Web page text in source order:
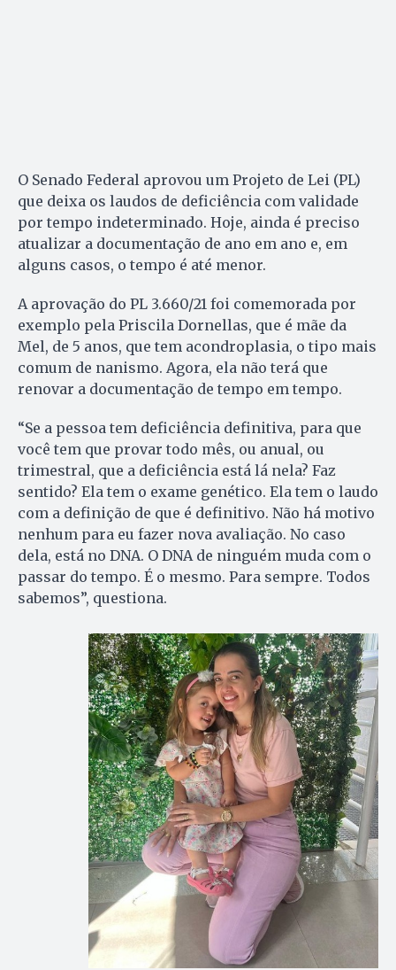
O Senado Federal aprovou um Projeto de Lei (PL)
que deixa os laudos de deficiência com validade
por tempo indeterminado. Hoje, ainda é preciso
atualizar a documentação de ano em ano e, em
alguns casos, o tempo é até menor.
A aprovação do PL 3.660/21 foi comemorada por
exemplo pela Priscila Dornellas, que é mãe da
Mel, de 5 anos, que tem acondroplasia, o tipo mais
comum de nanismo. Agora, ela não terá que
renovar a documentação de tempo em tempo.
“Se a pessoa tem deficiência definitiva, para que
você tem que provar todo mês, ou anual, ou
trimestral, que a deficiência está lá nela? Faz
sentido? Ela tem o exame genético. Ela tem o laudo
com a definição de que é definitivo. Não há motivo
nenhum para eu fazer nova avaliação. No caso
dela, está no DNA. O DNA de ninguém muda com o
passar do tempo. É o mesmo. Para sempre. Todos
sabemos”, questiona.